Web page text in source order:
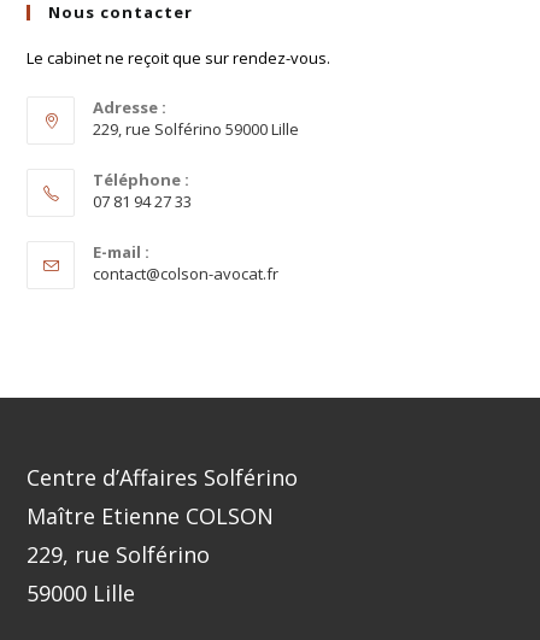
Nous contacter
Le cabinet ne reçoit que sur rendez-vous.
Adresse :
229, rue Solférino 59000 Lille
Téléphone :
07 81 94 27 33
E-mail :
contact@colson-avocat.fr
Centre d’Affaires Solférino
Maître Etienne COLSON
229, rue Solférino
59000 Lille